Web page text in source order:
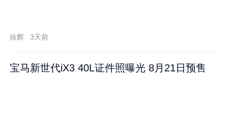
徐辉 3天前
宝马新世代iX3 40L证件照曝光 8月21日预售